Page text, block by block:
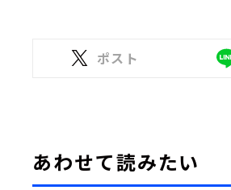
ポスト
あわせて読みたい